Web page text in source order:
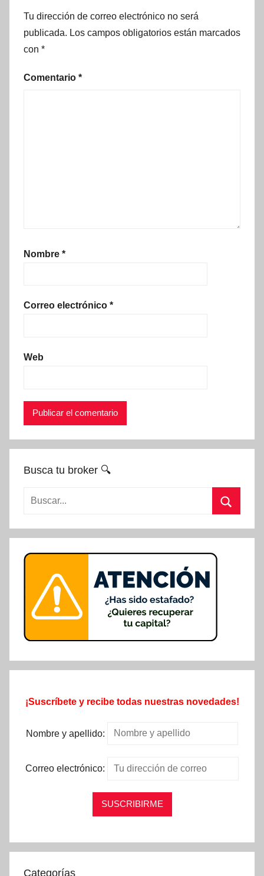
Tu dirección de correo electrónico no será
publicada. Los campos obligatorios están marcados
con *
Comentario *
Nombre *
Correo electrónico *
Web
Busca tu broker 🔍
Buscar:
¡Suscríbete y recibe todas nuestras novedades!
Nombre y apellido:
Correo electrónico:
Categorías